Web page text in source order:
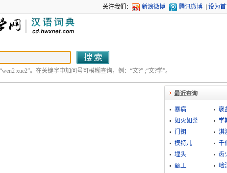
关注我们： 新浪微博 腾讯微博 设为首
xue2”。在关键字中加问号可模糊查询，例：“文?” ;“文?学”。
最近查询
暴病
襃
如火如荼
学
门钥
淇
模特儿
千
埋头
齿
甄工
崄